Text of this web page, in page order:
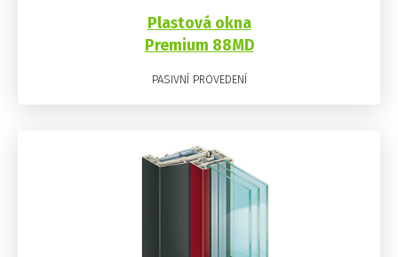
Plastová okna
Premium 88MD
PASIVNÍ PROVEDENÍ